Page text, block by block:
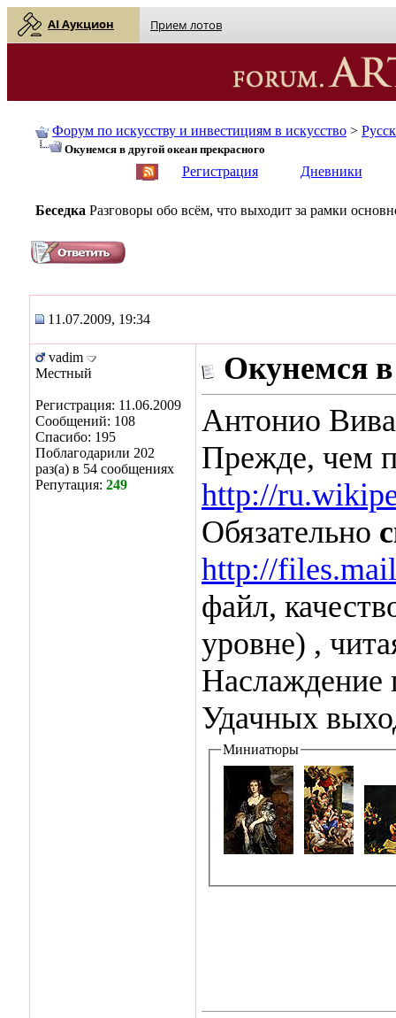
AI Аукцион Прием лотов
Форум по искусству и инвестициям в искусство >
Окунемся в другой океан прекрасного
Регистрация Дневники
Беседка Разговоры обо всём, что выходит за рамки
11.07.2009, 19:34
vadim
Местный
Регистрация: 11.06.2009
Сообщений: 108
Спасибо: 195
Поблагодарили 202
раз(а) в 54 сообщениях
Репутация: 249
Окунемся в
Антонио
Прежде, чем
http://
Обязательно
http://
файл,
уровне) ,
Наслаждение
Удачных
Миниатюры